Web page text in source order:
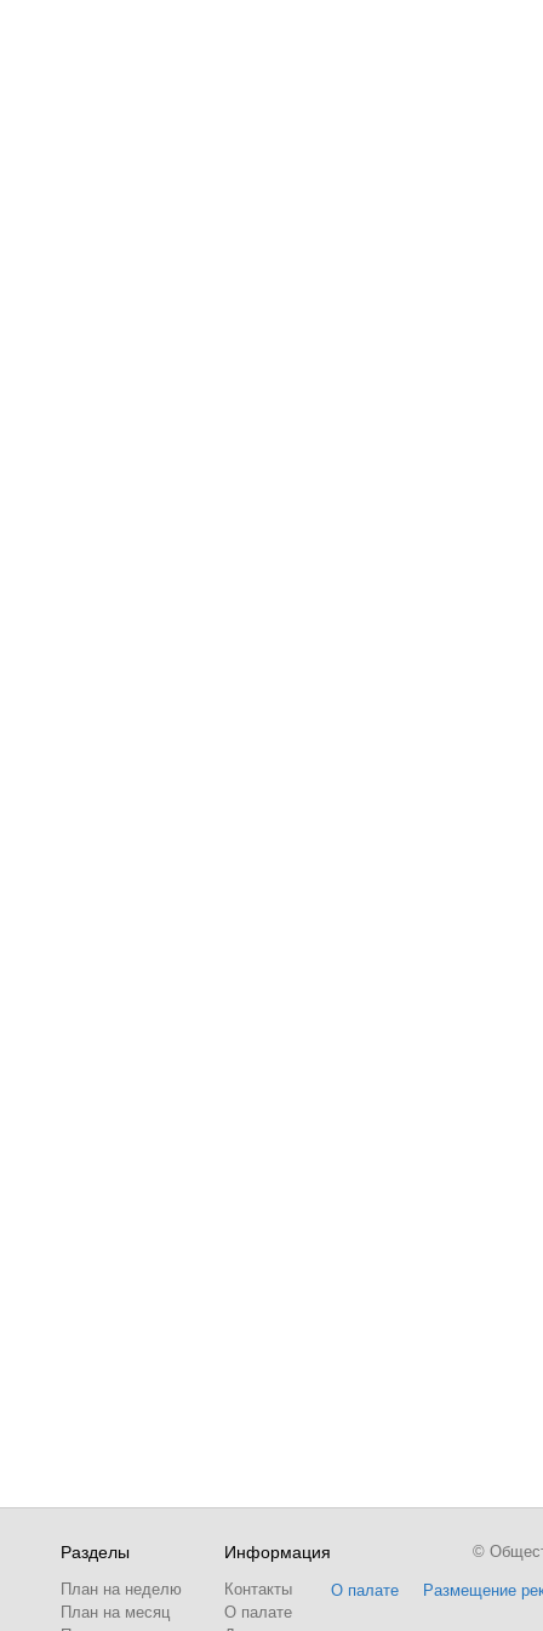
Разделы
План на неделю
План на месяц
Информация
Контакты
О палате
О палате Размещение
©